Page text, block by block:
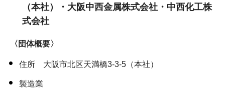
（本社）・大阪中西金属株式会社・中西化工株
式会社
〈団体概要〉
住所 大阪市北区天満橋3-3-5（本社）
製造業